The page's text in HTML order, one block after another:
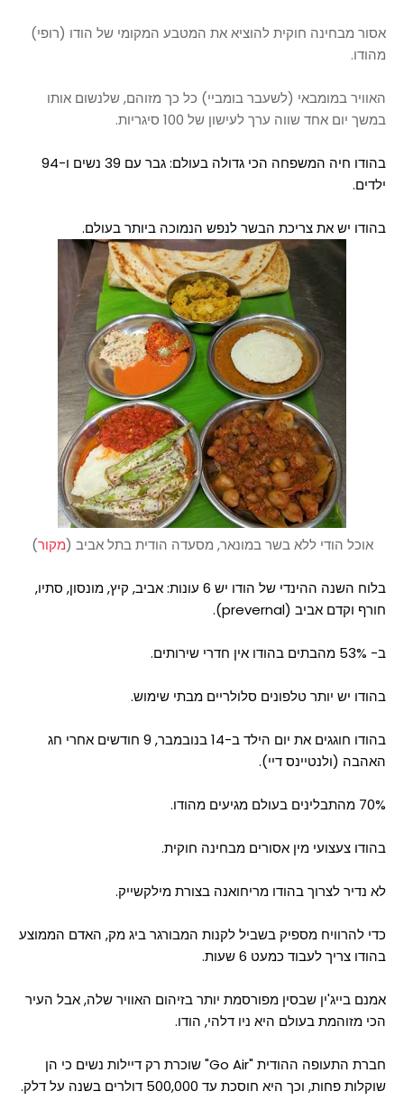
אסור מבחינה חוקית להוציא את המטבע המקומי של הודו (רופי)
מהודו.
האוויר במומבאי (לשעבר בומביי) כל כך מזוהם, שלנשום אותו
במשך יום אחד שווה ערך לעישון של 100 סיגריות.
בהודו חיה המשפחה הכי גדולה בעולם: גבר עם 39 נשים ו-94
ילדים.
בהודו יש את צריכת הבשר לנפש הנמוכה ביותר בעולם.
אוכל הודי ללא בשר במונאר, מסעדה הודית בתל אביב (מקור)
בלוח השנה ההינדי של הודו יש 6 עונות: אביב, קיץ, מונסון, סתיו,
חורף וקדם אביב (prevernal).
ב- 53% מהבתים בהודו אין חדרי שירותים.
בהודו יש יותר טלפונים סלולריים מבתי שימוש.
בהודו חוגגים את יום הילד ב-14 בנובמבר, 9 חודשים אחרי חג
האהבה (ולנטיינס דיי).
70% מהתבלינים בעולם מגיעים מהודו.
בהודו צעצועי מין אסורים מבחינה חוקית.
לא נדיר לצרוך בהודו מריחואנה בצורת מילקשייק.
כדי להרוויח מספיק בשביל לקנות המבורגר ביג מק, האדם הממוצע
בהודו צריך לעבוד כמעט 6 שעות.
אמנם בייג'ין שבסין מפורסמת יותר בזיהום האוויר שלה, אבל העיר
הכי מזוהמת בעולם היא ניו דלהי, הודו.
חברת התעופה ההודית "Go Air" שוכרת רק דיילות נשים כי הן
שוקלות פחות, וכך היא חוסכת עד 500,000 דולרים בשנה על דלק.